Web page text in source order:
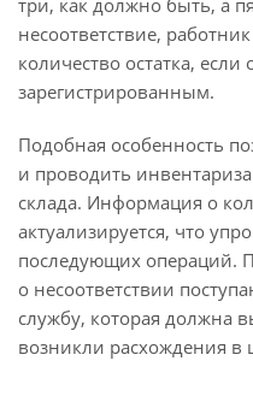
три, как должно быть, а
несоответствие,
количество остатка, если
зарегистрированным.
Подобная особенность
и проводить
склада. Информация о
актуализируется, что
последующих операций.
о несоответствии
службу, которая должна
возникли расхождения в